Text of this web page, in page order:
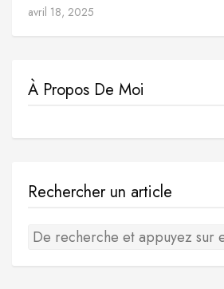
avril 18, 2025
À Propos De Moi
Rechercher un article